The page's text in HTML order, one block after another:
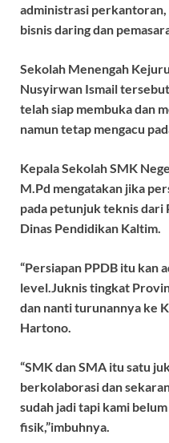
administrasi
bisnis daring dan
Sekolah Menengah
Nusyirwan Ismail
telah siap membuka dan
namun tetap mengacu
Kepala Sekolah SMK
M.Pd mengatakan jika
pada petunjuk teknis dari
Dinas Pendidikan Kaltim.
“Persiapan PPDB itu kan
level.Juknis tingkat
dan nanti turunannya ke
Hartono.
“SMK dan SMA itu satu
berkolaborasi dan
sudah jadi tapi kami
fisik,”imbuhnya.